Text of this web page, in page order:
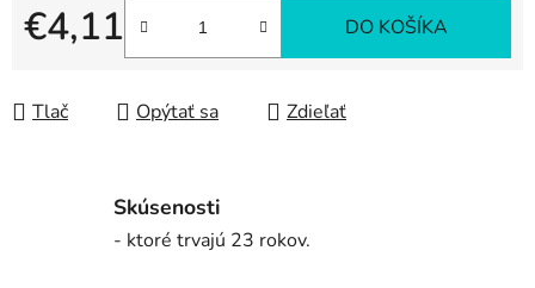
€4,11
Jednotková cena:
DO KOŠÍKA
Tlač Opýtať sa Zdieľať
Skúsenosti
- ktoré trvajú 23 rokov.